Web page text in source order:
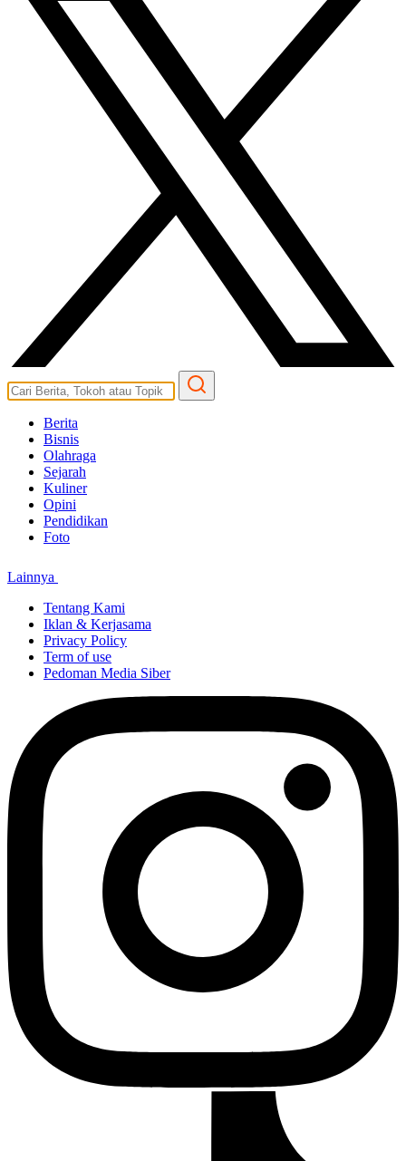
Berita
Bisnis
Olahraga
Sejarah
Kuliner
Opini
Pendidikan
Foto
Lainnya
Tentang Kami
Iklan & Kerjasama
Privacy Policy
Term of use
Pedoman Media Siber